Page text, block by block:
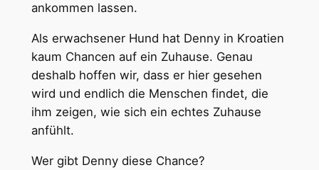
ankommen lassen.
Als erwachsener Hund hat Denny in Kroatien
kaum Chancen auf ein Zuhause. Genau
deshalb hoffen wir, dass er hier gesehen
wird und endlich die Menschen findet, die
ihm zeigen, wie sich ein echtes Zuhause
anfühlt.
Wer gibt Denny diese Chance?